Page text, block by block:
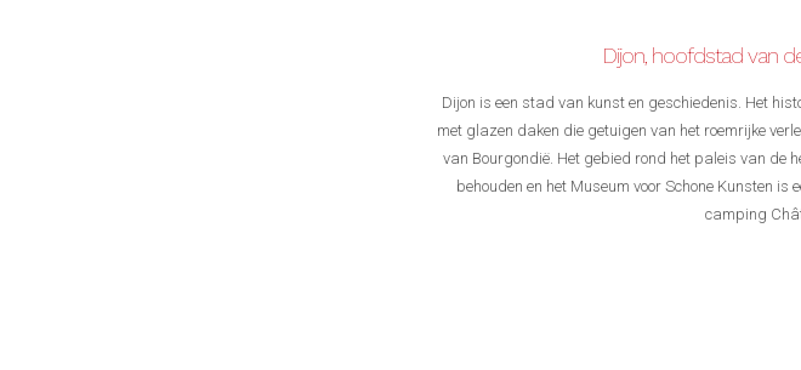
Dijon, hoofdstad van
Dijon is een stad van kunst en geschiedenis. Het
met glazen daken die getuigen van het roemrijke
van Bourgondië. Het gebied rond het paleis van de
behouden en het Museum voor Schone Kunsten
camping